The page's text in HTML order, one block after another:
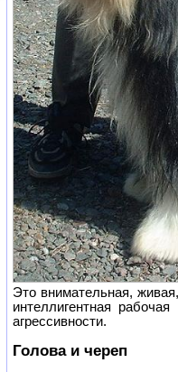
Это внимательная,
интеллигентная
агрессивности.
Голова и череп